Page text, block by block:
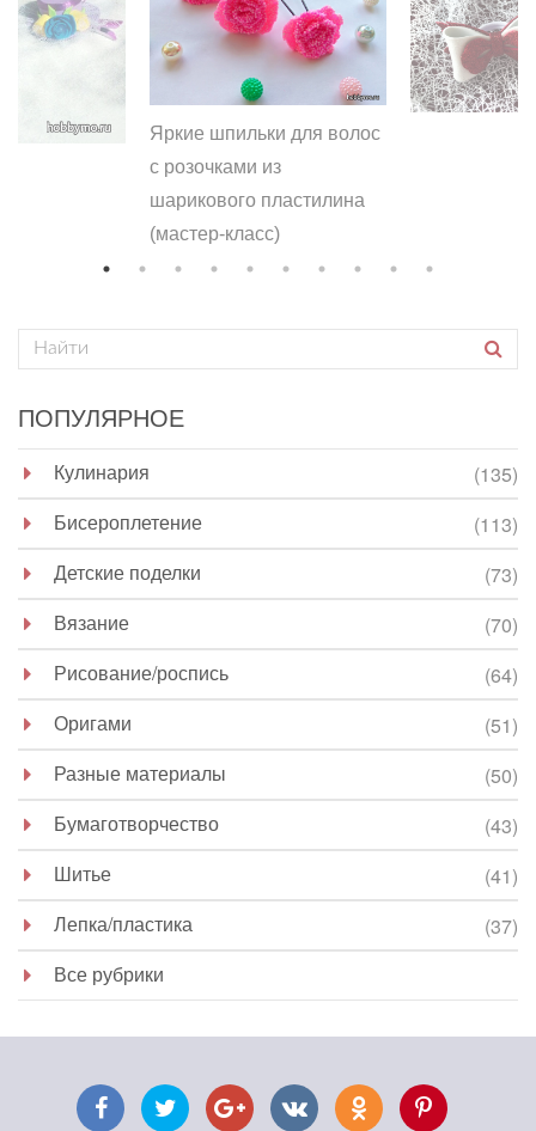
Яркие шпильки для волос
с розочками из
шарикового пластилина
(мастер-класс)
ПОПУЛЯРНОЕ
Кулинария
(135)
Бисероплетение
(113)
Детские поделки
(73)
Вязание
(70)
Рисование/роспись
(64)
Оригами
(51)
Разные материалы
(50)
Бумаготворчество
(43)
Шитье
(41)
Лепка/пластика
(37)
Все рубрики